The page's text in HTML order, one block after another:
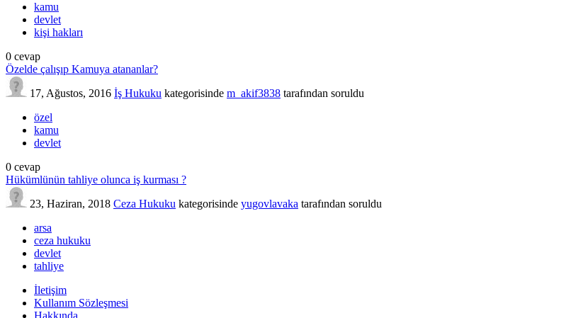
kamu
devlet
kişi hakları
0 cevap
Özelde çalışıp Kamuya atananlar?
17, Ağustos, 2016 İş Hukuku kategorisinde m_akif3838 tarafından soruldu
özel
kamu
devlet
0 cevap
Hükümlünün tahliye olunca iş kurması ?
23, Haziran, 2018 Ceza Hukuku kategorisinde yugovlavaka tarafından soruldu
arsa
ceza hukuku
devlet
tahliye
İletişim
Kullanım Sözleşmesi